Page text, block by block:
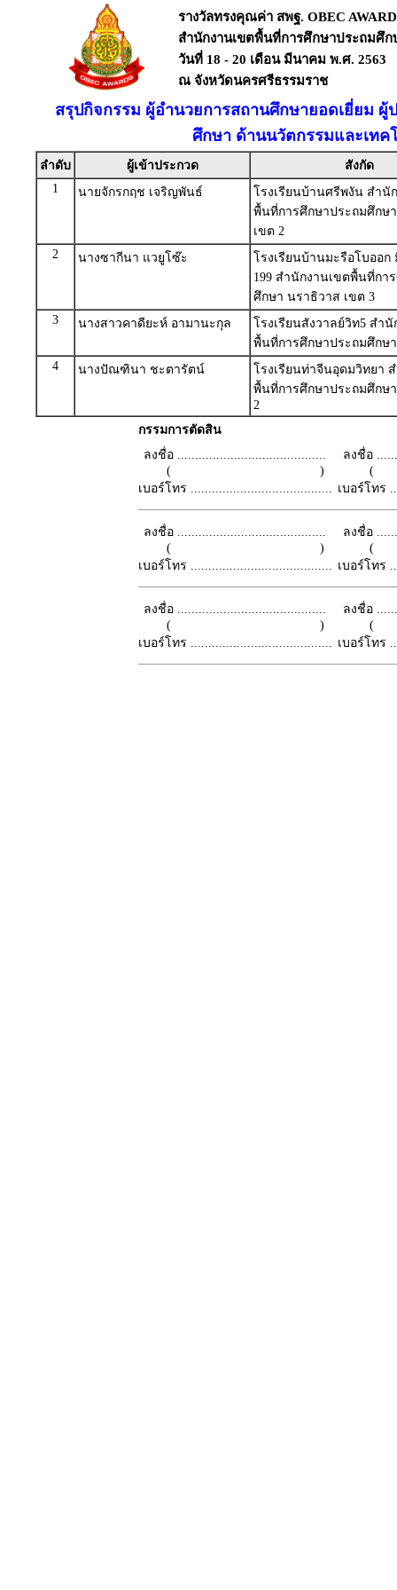
รางวัลทรงคุณค่า สพฐ. OBEC
สำนักงานเขตพื้นที่การศึกษาประถมศึก
วันที่ 18 - 20 เดือน มีนาคม พ.ศ. 2563
ณ จังหวัดนครศรีธรรมราช
สรุปกิจกรรม ผู้อำนวยการสถานศึกษายอดเยี่ยม
ศึกษา ด้านนวัตกรรมและเทค
ลำดับ ผู้เข้าประกวด
สังกัด
1
นายจักรกฤช เจริญพันธ์
โรงเรียนบ้านศรีพงัน สำนั
พื้นที่การศึกษาประถมศึกษ
เขต 2
2
นางซากีนา แวยูโซ๊ะ
โรงเรียนบ้านมะรือโบออก
199 สำนักงานเขตพื้นที่กา
ศึกษา นราธิวาส เขต 3
3
นางสาวคาดียะห์ อามานะกุล
โรงเรียนสังวาลย์วิท5 สำ
พื้นที่การศึกษาประถมศึกษ
4
นางปัณฑินา ชะตารัตน์
โรงเรียนท่าจีนอุดมวิทยา
พื้นที่การศึกษาประถมศึกษ
2
กรรมการตัดสิน
ลงชื่อ ..........................................
( )
เบอร์โทร ........................................
ลงชื่อ
เบอร์โทร
ลงชื่อ ..........................................
( )
เบอร์โทร ........................................
ลงชื่อ
เบอร์โทร
ลงชื่อ ..........................................
( )
เบอร์โทร ........................................
ลงชื่อ
เบอร์โทร